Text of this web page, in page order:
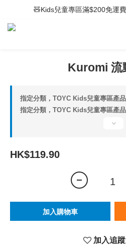
⚡滿$400免運費 | 滿$200免
🧸Kids兒童專區滿$200免運
⚡滿$400免運費 | 滿$200免
Kuromi 流
指定分類，TOYC Kids兒童專區產
指定分類，TOYC Kids兒童專區產
HK$119.90
加入購物車
加入追